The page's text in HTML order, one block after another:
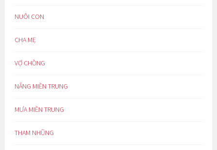
NUÔI CON
CHA MẸ
VỢ CHỒNG
NẮNG MIỀN TRUNG
MƯA MIỀN TRUNG
THAM NHŨNG